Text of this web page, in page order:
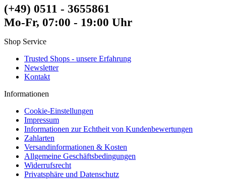
(+49) 0511 - 3655861
Mo-Fr, 07:00 - 19:00 Uhr
Shop Service
Trusted Shops - unsere Erfahrung
Newsletter
Kontakt
Informationen
Cookie-Einstellungen
Impressum
Informationen zur Echtheit von Kundenbewertungen
Zahlarten
Versandinformationen & Kosten
Allgemeine Geschäftsbedingungen
Widerrufsrecht
Privatsphäre und Datenschutz